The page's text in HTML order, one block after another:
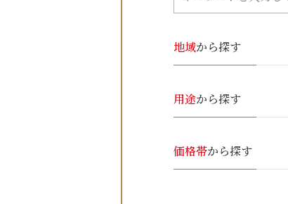
地域から探す
用途から探す
価格帯から探す